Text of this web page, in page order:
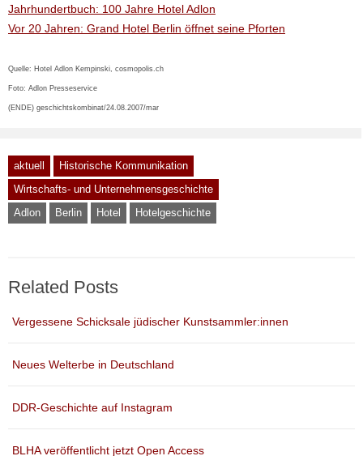
Jahrhundertbuch: 100 Jahre Hotel Adlon
Vor 20 Jahren: Grand Hotel Berlin öffnet seine Pforten
Quelle: Hotel Adlon Kempinski, cosmopolis.ch
Foto: Adlon Presseservice
(ENDE) geschichtskombinat/24.08.2007/mar
aktuell
Historische Kommunikation
Wirtschafts- und Unternehmensgeschichte
Adlon
Berlin Hotel Hotelgeschichte
Related Posts
Vergessene Schicksale jüdischer Kunstsammler:innen
Neues Welterbe in Deutschland
DDR-Geschichte auf Instagram
BLHA veröffentlicht jetzt Open Access